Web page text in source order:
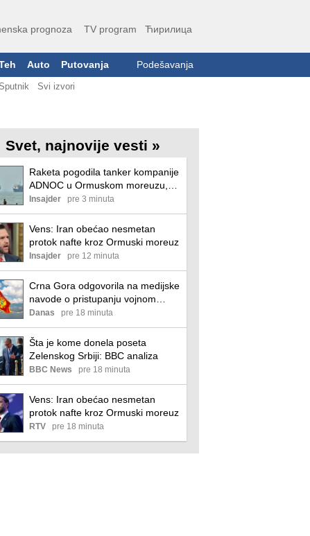
prognoza TV program Ћирилица
Auto Putovanja Podešavanja
Sputnik Svi izvori
Svet, najnovije vesti »
Raketa pogodila tanker kompanije
ADNOC u Ormuskom moreuzu,
nema povređenih
Insajder pre 3 minuta
Vens: Iran obećao nesmetan
protok nafte kroz Ormuski moreuz
Insajder pre 12 minuta
Crna Gora odgovorila na medijske
navode o pristupanju vojnom
savezu Hrvatske, Albanije i
Kosova
Danas pre 18 minuta
Šta je kome donela poseta
Zelenskog Srbiji: BBC analiza
BBC News pre 18 minuta
Vens: Iran obećao nesmetan
protok nafte kroz Ormuski moreuz
RTV pre 18 minuta